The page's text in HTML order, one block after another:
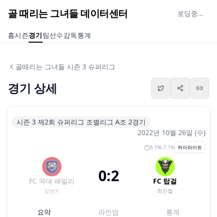
골 때리는 그녀들 데이터센터 로딩중...
홈시즌경기팀선수감독통계
골때리는 그녀들 시즌 3 슈퍼리그
경기 상세
시즌 3 제2회 슈퍼리그 조별리그 A조 2경기
2022년 10월 26일 (수)
6.5%/7.1% 하이라이트
FC 국대 패밀리
김병지
0:2 FC 탑걸
최진철
요약 라인업 통계